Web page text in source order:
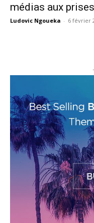
médias aux
Ludovic Ngoueka - 6 février